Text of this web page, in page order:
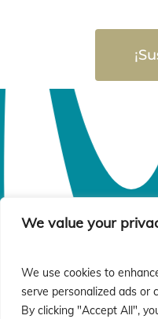
We value your
We use cookies to
serve personalized ads or
By clicking "Accept All",